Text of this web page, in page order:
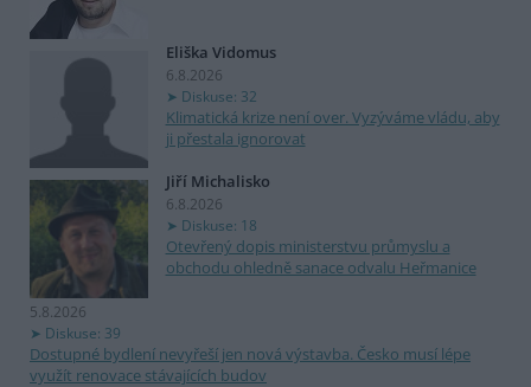
Eliška Vidomus
6.8.2026
Diskuse: 32
Klimatická krize není over. Vyzýváme vládu, aby
ji přestala ignorovat
Jiří Michalisko
6.8.2026
Diskuse: 18
Otevřený dopis ministerstvu průmyslu a
obchodu ohledně sanace odvalu Heřmanice
5.8.2026
Diskuse: 39
Dostupné bydlení nevyřeší jen nová výstavba. Česko musí lépe
využít renovace stávajících budov